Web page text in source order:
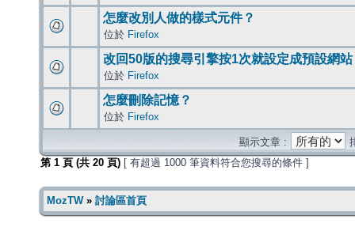
怎麼改別人做的樣式元件？
位於 Firefox
改回50版的搜尋引擎按1次就設定成預設網站
位於 Firefox
怎麼刪除記憶？
位於 Firefox
顯示文章 :
第 1 頁 (共 20 頁) [ 有超過 1000 筆資料符合您搜尋的條件 ]
MozTW» 討論區首頁